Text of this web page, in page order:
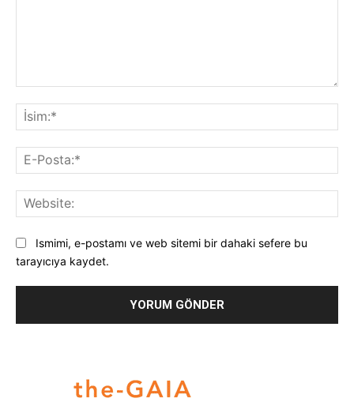
Ismimi, e-postamı ve web sitemi bir dahaki sefere bu
tarayıcıya kaydet.